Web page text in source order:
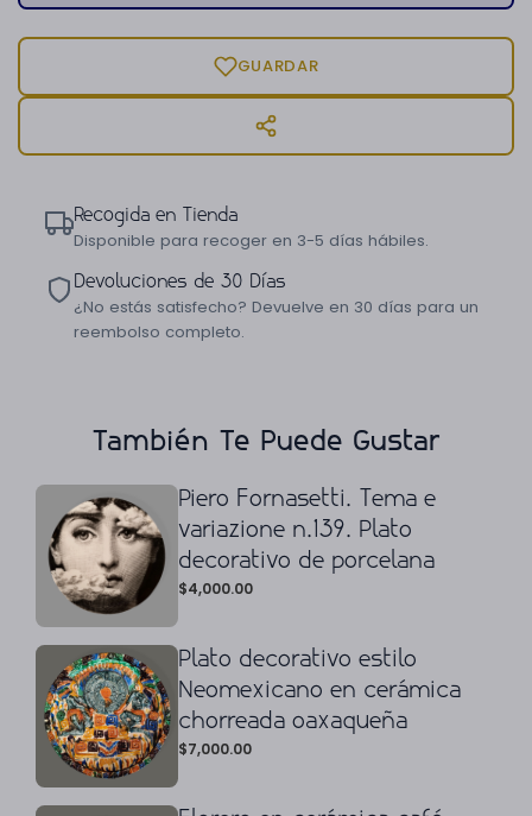
GUARDAR
Recogida en Tienda
Disponible para recoger en 3-5 días hábiles.
Devoluciones de 30 Días
¿No estás satisfecho? Devuelve en 30 días para un
reembolso completo.
También Te Puede Gustar
Piero Fornasetti. Tema e
variazione n.139. Plato
decorativo de porcelana
$4,000.00
Plato decorativo estilo
Neomexicano en cerámica
chorreada oaxaqueña
$7,000.00